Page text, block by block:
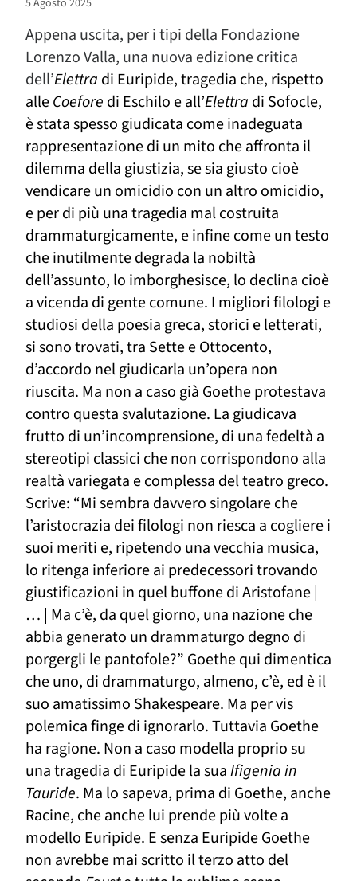
5 Agosto 2025
Appena uscita, per i tipi della Fondazione
Lorenzo Valla, una nuova edizione critica
dell’Elettra di Euripide, tragedia che, rispetto
alleCoefore di Eschilo e all’Elettra di Sofocle,
è stata spesso giudicata come inadeguata
rappresentazione di un mito che affronta il
dilemma della giustizia,se sia giusto cioè
vendicare un omicidio con un altro omicidio,
e per di più una tragedia mal costruita
drammaturgicamente, einfinecomeuntesto
che inutilmente degrada la nobiltà
dell’assunto, lo imborghesisce, lo declina cioè
a vicenda di gente comune. I migliori filologi e
studiosi della poesia greca, storici e letterati,
si sono trovati, tra Sette e Ottocento,
d’accordo nel giudicarla un’opera non
riuscita. Ma non a caso già Goethe protestava
contro questa svalutazione. La giudicava
frutto di un’incomprensione, di una fedeltà a
stereotipi classici che non corrispondono alla
realtà variegata e complessa del teatro greco.
Scrive: “Mi sembra davvero singolare che
l’aristocrazia dei filologi non riesca a coglierei
suoi meriti e, ripetendo una vecchia musica,
lo ritenga inferiore ai predecessori trovando
giustificazioni in quel buffone di Aristofane |
… | Ma c’è, da quel giorno, una nazione che
abbia generato un drammaturgo degno di
porgergli le pantofole?” Goethe qui dimentica
che uno, di drammaturgo, almeno, c’è, ed è il
suo amatissimo Shakespeare. Ma per vis
polemica finge di ignorarlo. Tuttavia Goethe
ha ragione. Non a caso modella proprio su
una tragedia di Euripide la suaIfigenia in
Tauride. Ma lo sapeva, prima di Goethe, anche
Racine, che anche lui prende più volte a
modello Euripide. E senza Euripide Goethe
non avrebbe mai scritto il terzo atto del